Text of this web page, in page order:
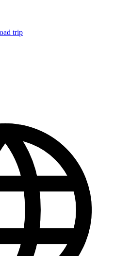
trip